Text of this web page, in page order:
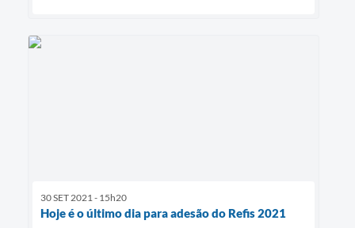
30 SET 2021 - 15h20
Hoje é o último dia para adesão do Refis 2021